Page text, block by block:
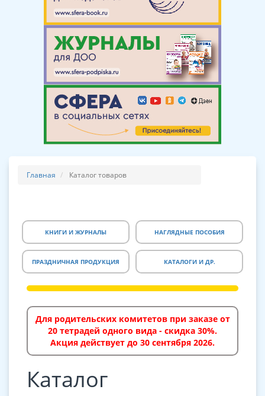
Главная Каталог товаров
КНИГИ И ЖУРНАЛЫ НАГЛЯДНЫЕ ПОСОБИЯ
ПРАЗДНИЧНАЯ ПРОДУКЦИЯ КАТАЛОГИ И ДР.
Для родительских комитетов при заказе от
20 тетрадей одного вида - скидка 30%.
Акция действует до 30 сентября 2026.
Каталог